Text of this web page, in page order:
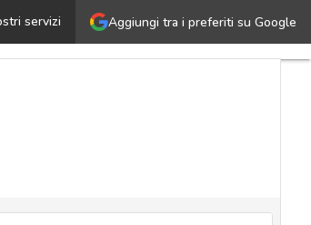
Aggiungi tra i preferiti su Google
servizi
Android che ruba i dati bancari e